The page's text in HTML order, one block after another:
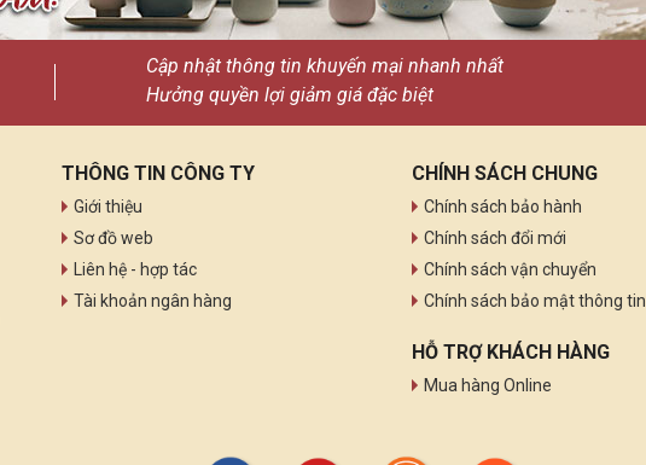
Cập nhật thông tin khuyến mại nhanh nhất
Hưởng quyền lợi giảm giá đặc biệt
THÔNG TIN CÔNG TY
Giới thiệu
Sơ đồ web
Liên hệ - hợp tác
Tài khoản ngân hàng
CHÍNH SÁCH CHUNG
Chính sách bảo hành
Chính sách đổi mới
Chính sách vận chuyển
Chính sách bảo mật thông tin
HỖ TRỢ KHÁCH HÀNG
Mua hàng Online